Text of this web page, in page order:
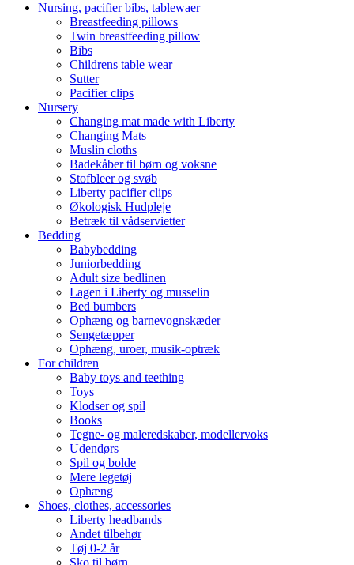
Nursing, pacifier bibs, tablewaer
Breastfeeding pillows
Twin breastfeeding pillow
Bibs
Childrens table wear
Sutter
Pacifier clips
Nursery
Changing mat made with Liberty
Changing Mats
Muslin cloths
Badekåber til børn og voksne
Stofbleer og svøb
Liberty pacifier clips
Økologisk Hudpleje
Betræk til vådservietter
Bedding
Babybedding
Juniorbedding
Adult size bedlinen
Lagen i Liberty og musselin
Bed bumbers
Ophæng og barnevognskæder
Sengetæpper
Ophæng, uroer, musik-optræk
For children
Baby toys and teething
Toys
Klodser og spil
Books
Tegne- og maleredskaber, modellervoks
Udendørs
Spil og bolde
Mere legetøj
Ophæng
Shoes, clothes, accessories
Liberty headbands
Andet tilbehør
Tøj 0-2 år
Sko til børn